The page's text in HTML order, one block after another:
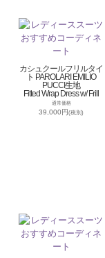
カシュクールフリルタイ
ト PAROLARI EMILIO
PUCCI生地
Fitted Wrap Dress w/ Frill
通常価格
39,000円(税別)